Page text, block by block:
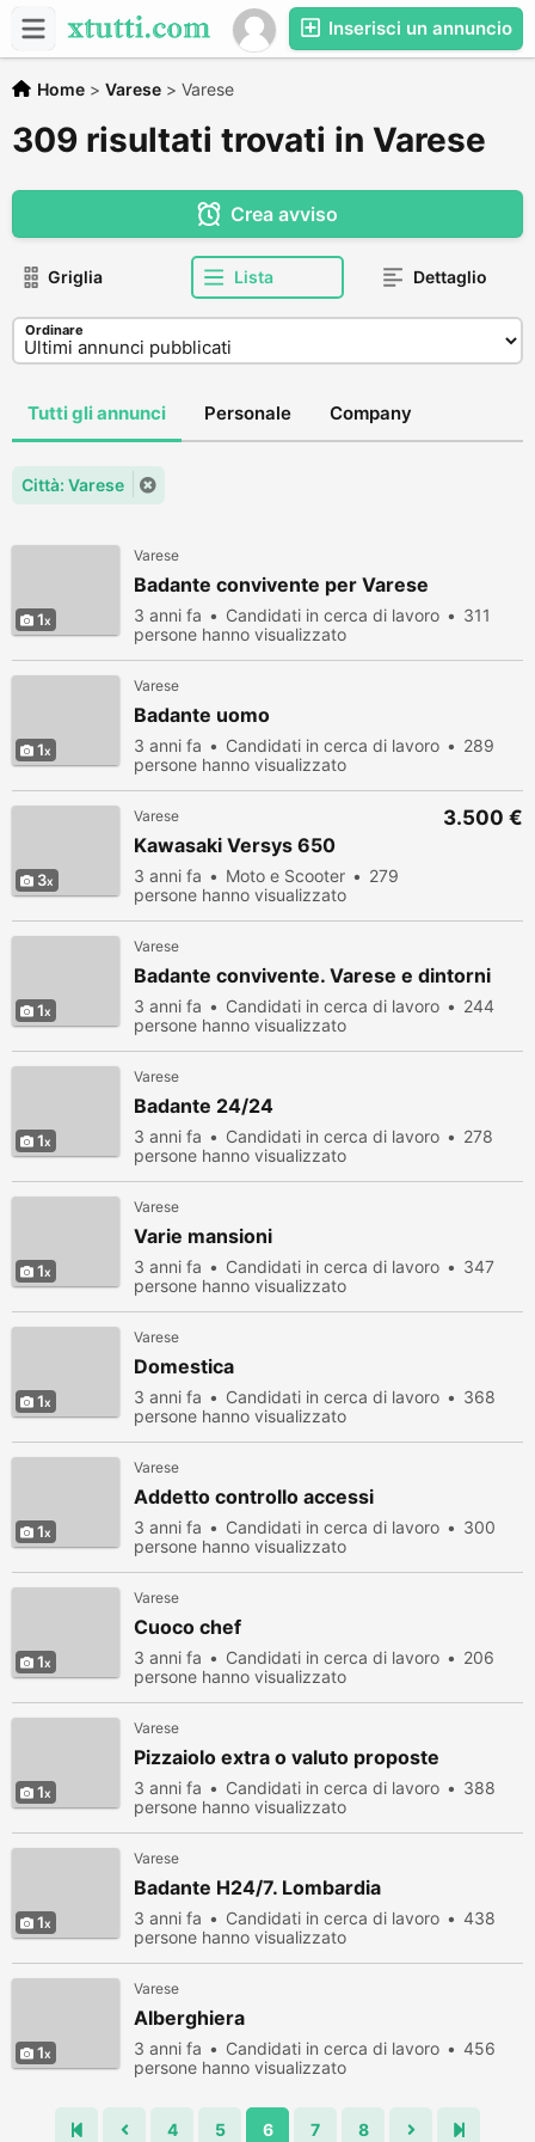
Inserisci un annuncio
Home > Varese > Varese
309 risultati trovati in Varese
Crea avviso
Griglia Lista Dettaglio
Ordinare
Tutti gli annunci Personale Company
Città: Varese
1
Varese
Badante convivente per Varese
3 anni fa Candidati in cerca di lavoro
311
persone hanno visualizzato
1
Varese
Badante uomo
3 anni fa Candidati in cerca di lavoro
289
persone hanno visualizzato
3
Varese
Kawasaki Versys 650
3 anni fa Moto e Scooter
279
persone hanno visualizzato
3.500 €
1
Varese
Badante convivente. Varese e dintorni
3 anni fa Candidati in cerca di lavoro
244
persone hanno visualizzato
1
Varese
Badante 24/24
3 anni fa Candidati in cerca di lavoro
278
persone hanno visualizzato
1
Varese
Varie mansioni
3 anni fa Candidati in cerca di lavoro
347
persone hanno visualizzato
1
Varese
Domestica
3 anni fa Candidati in cerca di lavoro
368
persone hanno visualizzato
1
Varese
Addetto controllo accessi
3 anni fa Candidati in cerca di lavoro
300
persone hanno visualizzato
1
Varese
Cuoco chef
3 anni fa Candidati in cerca di lavoro
206
persone hanno visualizzato
1
Varese
Pizzaiolo extra o valuto proposte
3 anni fa Candidati in cerca di lavoro
388
persone hanno visualizzato
1
Varese
Badante H24/7. Lombardia
3 anni fa Candidati in cerca di lavoro
438
persone hanno visualizzato
1
Varese
Alberghiera
3 anni fa Candidati in cerca di lavoro
456
persone hanno visualizzato
4 5 6 7 8